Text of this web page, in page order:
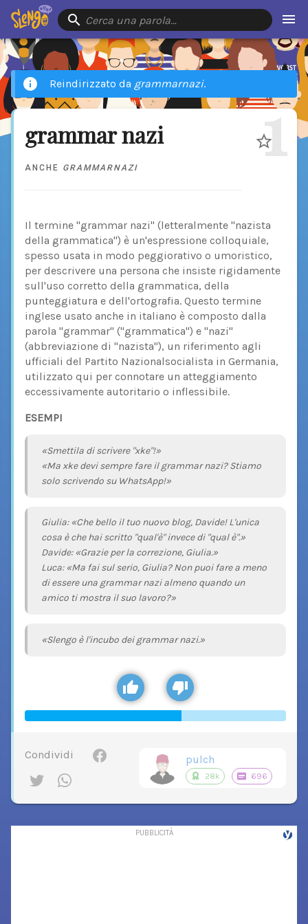
Cerca una parola…
Reindirizzato da grammarnazi.
grammar nazi
ANCHE GRAMMARNAZI 1
Il termine "grammar nazi" (letteralmente "nazista
della grammatica") è un'espressione colloquiale,
spesso usata in modo peggiorativo o umoristico,
per descrivere una persona che insiste rigidamente
sull'uso corretto della grammatica, della
punteggiatura e dell'ortografia. Questo termine
inglese usato anche in italiano è composto dalla
parola "grammar" ("grammatica") e "nazi"
(abbreviazione di "nazista"), un riferimento agli
ufficiali del Partito Nazionalsocialista in Germania,
utilizzato qui per connotare un atteggiamento
eccessivamente autoritario o inflessibile.
ESEMPI
«Smettila di scrivere "xke"!»
«Ma xke devi sempre fare il grammar nazi? Stiamo
solo scrivendo su WhatsApp!»
Giulia: «Che bello il tuo nuovo blog, Davide! L'unica
cosa è che hai scritto "qual'è" invece di "qual è".»
Davide: «Grazie per la correzione, Giulia.»
Luca: «Ma fai sul serio, Giulia? Non puoi fare a meno
di essere una grammar nazi almeno quando un
amico ti mostra il suo lavoro?»
«Slengo è l'incubo dei grammar nazi.»
Condividi pulch
28k 696